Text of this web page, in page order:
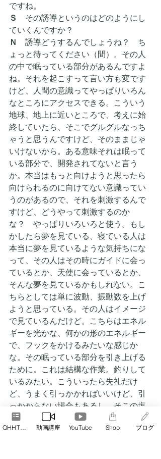
ですね。
Ｓ その誘導というのはどのようにし
ていくんですか？
Ｎ
誘導どうするんでしょうね？　ち
ょっと待ってください（間）。その人
の中で眠っている部分があるんですよ
ね。それを起こすって言い方も変です
けど、人間の意識ってやっぱりいろん
なところにアクセスできる。こういう
地球、地上に近いところで、考えに始
終していたら、そこでグルグルなっち
ゃうと思うんですけど、そのままじゃ
いけないから。ある意味それは眠って
いる部分で、開発されてないと言う
か。本当はもっと向けようと思ったら
向けられるのに向けてない意識ってい
うのがあるので、それを刺激するんで
すけど、どうやって刺激するのか
な？　やっぱりいろいろと使う。もし
かしたら夢を見ている、寝ている人は
本当に夢を見ているような気持ちにな
って、その人はその時にガイドに会っ
ているとか、天使に会っているとか、
そんな夢を見ているかもしれない。こ
ちらとしては単に波動、振動数を上げ
ようと思っている。その人はイメージ
で見ているんだけど。こちらはエネル
ギーを光かな、何かの形のエネルギー
で、フックをかけるみたいな感じか
な。その眠っている部分を引き上げる
ために。これは結構な作業。釣りして
いるみたい。こういったら失礼だけ
ど、うまく引っかかればいいけど、引
っかからない場合もあるし。そこの塩
梅が難しい。
Ｓ 本当に感覚的な作業という感じで
QHHT予約 動画講座 YouTube Shop ブログ